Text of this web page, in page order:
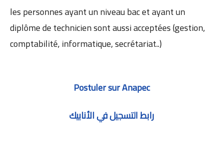
les personnes ayant un niveau bac et ayant un
diplôme de technicien sont aussi acceptées (gestion,
comptabilité, informatique, secrétariat..)
Postuler sur Anapec
رابط التسجيل في الأنابيك